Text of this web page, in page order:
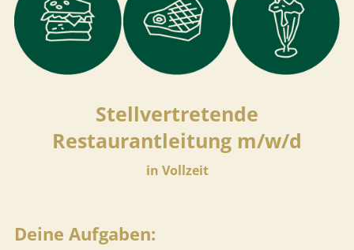
Stellvertretende
Restaurantleitung m/w/d
in Vollzeit
Deine Aufgaben: